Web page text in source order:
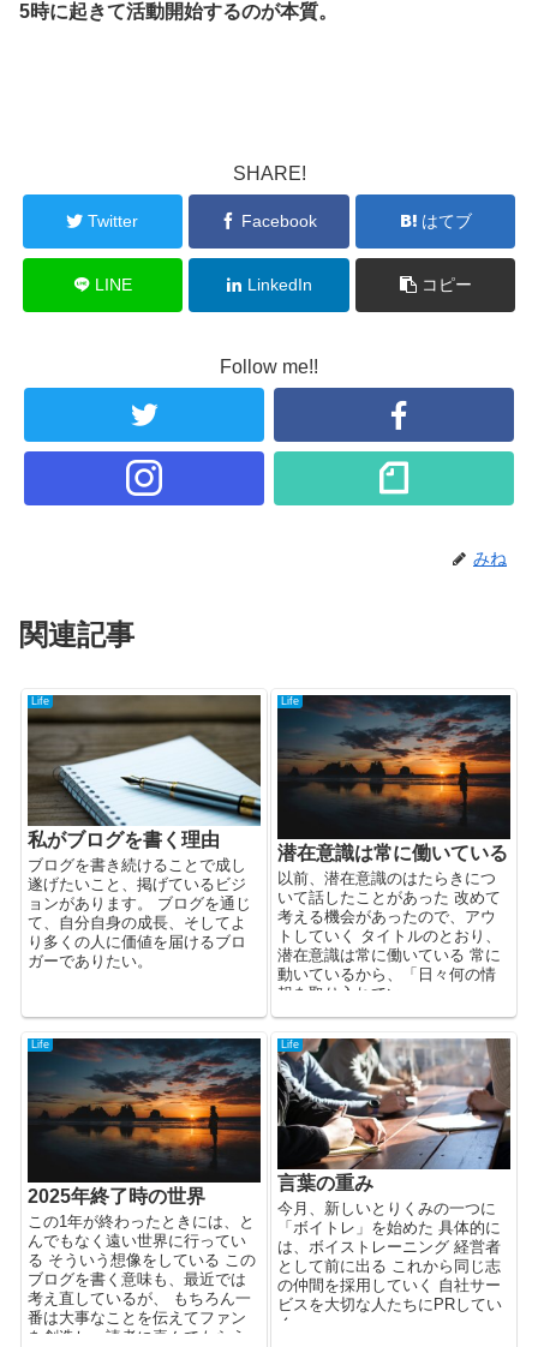
5時に起きて活動開始するのが本質。
SHARE!
Twitter Facebook はてブ
LINE LinkedIn コピー
Follow me!!
みね
関連記事
Life
私がブログを書く理由
ブログを書き続けることで成し
遂げたいこと、掲げているビジ
ョンがあります。 ブログを通じ
て、自分自身の成長、そしてよ
り多くの人に価値を届けるブロ
ガーでありたい。
Life
潜在意識は常に働いている
以前、潜在意識のはたらきにつ
いて話したことがあった 改めて
考える機会があったので、アウ
トしていく タイトルのとおり、
潜在意識は常に働いている 常に
動いているから、「日々何の情
報を取り入れてい...
Life
2025年終了時の世界
この1年が終わったときには、と
んでもなく遠い世界に行ってい
る そういう想像をしている この
ブログを書く意味も、最近では
考え直しているが、 もちろん一
番は大事なことを伝えてファン
を創造し、読者に喜んでもらう
Life
言葉の重み
今月、新しいとりくみの一つに
「ボイトレ」を始めた 具体的に
は、ボイストレーニング 経営者
として前に出る これから同じ志
の仲間を採用していく 自社サー
ビスを大切な人たちにPRしてい
く ...